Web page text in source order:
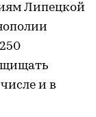
Липецкой
и в